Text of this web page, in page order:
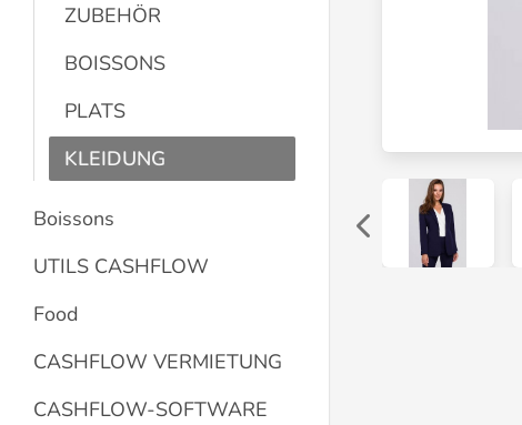
ZUBEHÖR
BOISSONS
PLATS
KLEIDUNG
Boissons
UTILS CASHFLOW
Food
CASHFLOW VERMIETUNG
CASHFLOW-SOFTWARE